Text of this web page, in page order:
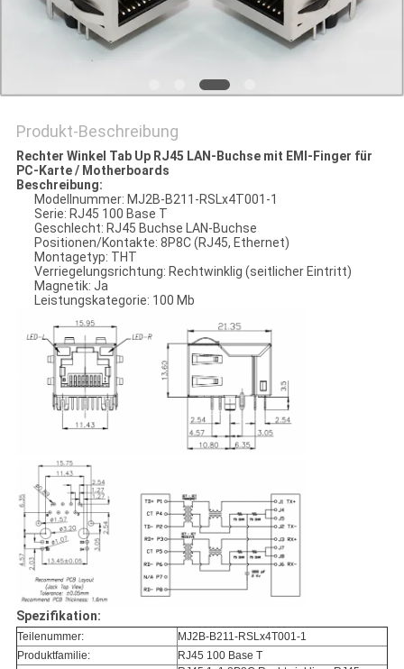
Produkt-Beschreibung
Rechter Winkel Tab Up RJ45 LAN-Buchse mit EMI-Finger für
PC-Karte / Motherboards
Beschreibung:
Modellnummer: MJ2B-B211-RSLx4T001-1
Serie: RJ45 100 Base T
Geschlecht: RJ45 Buchse LAN-Buchse
Positionen/Kontakte: 8P8C (RJ45, Ethernet)
Montagetyp: THT
Verriegelungsrichtung: Rechtwinklig (seitlicher Eintritt)
Magnetik: Ja
Leistungskategorie: 100 Mb
Spezifikation:
Teilenummer:
MJ2B-B211-RSLx4T001-1
Produktfamilie:
RJ45 100 Base T